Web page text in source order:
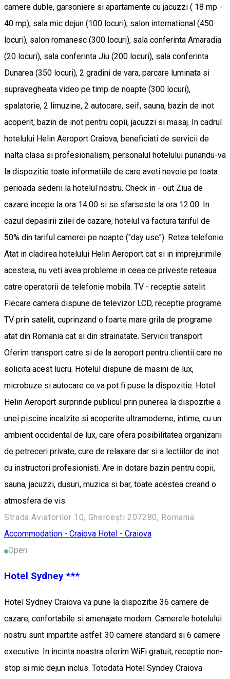
camere duble, garsoniere si apartamente cu jacuzzi ( 18 mp -
40 mp), sala mic dejun (100 locuri), salon international (450
locuri), salon romanesc (300 locuri), sala conferinta Amaradia
(20 locuri), sala conferinta Jiu (200 locuri), sala conferinta
Dunarea (350 locuri), 2 gradini de vara, parcare luminata si
supravegheata video pe timp de noapte (300 locuri),
spalatorie, 2 limuzine, 2 autocare, seif, sauna, bazin de inot
acoperit, bazin de inot pentru copii, jacuzzi si masaj. In cadrul
hotelului Helin Aeroport Craiova, beneficiati de servicii de
inalta clasa si profesionalism, personalul hotelului punandu-va
la dispozitie toate informatiile de care aveti nevoie pe toata
perioada sederii la hotelul nostru. Check in - out Ziua de
cazare incepe la ora 14:00 si se sfarseste la ora 12:00. In
cazul depasirii zilei de cazare, hotelul va factura tariful de
50% din tariful camerei pe noapte ("day use"). Retea telefonie
Atat in cladirea hotelului Helin Aeroport cat si in imprejurimile
acesteia, nu veti avea probleme in ceea ce priveste reteaua
catre operatorii de telefonie mobila. TV - receptie satelit
Fiecare camera dispune de televizor LCD, receptie programe
TV prin satelit, cuprinzand o foarte mare grila de programe
atat din Romania cat si din strainatate. Servicii transport
Oferim transport catre si de la aeroport pentru clientii care ne
solicita acest lucru. Hotelul dispune de masini de lux,
microbuze si autocare ce va pot fi puse la dispozitie. Hotel
Helin Aeroport surprinde publicul prin punerea la dispozitie a
unei piscine incalzite si acoperite ultramoderne, intime, cu un
ambient occidental de lux, care ofera posibilitatea organizarii
de petreceri private, cure de relaxare dar si a lectiilor de inot
cu instructori profesionisti. Are in dotare bazin pentru copii,
sauna, jacuzzi, dusuri, muzica si bar, toate acestea creand o
atmosfera de vis.
Strada Aviatorilor 10, Ghercești 207280, Romania
Accommodation - Craiova Hotel - Craiova
Open
Hotel Sydney ***
Hotel Sydney Craiova va pune la dispozitie 36 camere de
cazare, confortabile si amenajate modern. Camerele hotelului
nostru sunt impartite astfel: 30 camere standard si 6 camere
executive. In incinta noastra oferim WiFi gratuit, receptie non-
stop si mic dejun inclus. Totodata Hotel Syndey Craiova